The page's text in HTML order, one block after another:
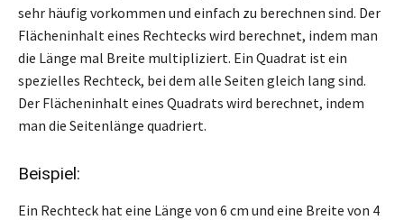
sehr häufig vorkommen und einfach zu berechnen sind. Der
Flächeninhalt eines Rechtecks wird berechnet, indem man
die Länge mal Breite multipliziert. Ein Quadrat ist ein
spezielles Rechteck, bei dem alle Seiten gleich lang sind.
Der Flächeninhalt eines Quadrats wird berechnet, indem
man die Seitenlänge quadriert.
Beispiel:
Ein Rechteck hat eine Länge von 6 cm und eine Breite von 4